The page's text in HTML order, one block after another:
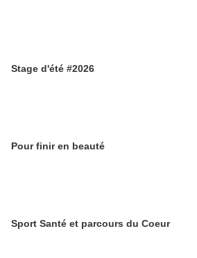
Stage d'été #2026
Pour finir en beauté
Sport Santé et parcours du Coeur